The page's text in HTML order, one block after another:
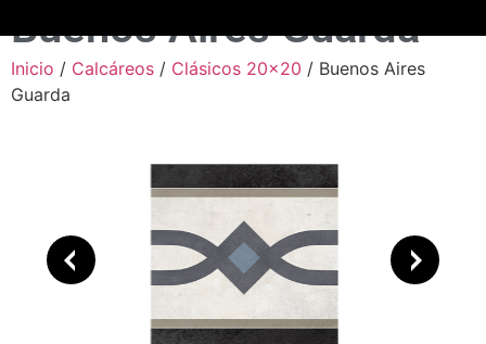
Buenos Aires Guarda
Inicio / Calcáreos / Clásicos 20x20 / Buenos Aires
Guarda